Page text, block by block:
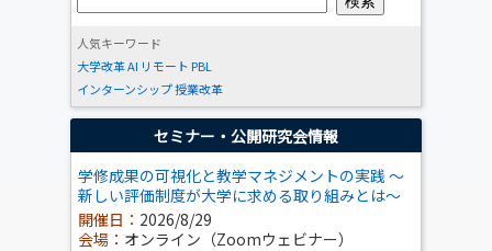
人気キーワード
大学改革AI リモート PBL
インターンシップ授業改革
セミナー・公開研究会情報
学修成果の可視化と教学マネジメントの実践 ～
新しい評価制度が大学に求める取り組みとは～
開催日： 2026/8/29
会場： オンライン（Zoomウェビナー）